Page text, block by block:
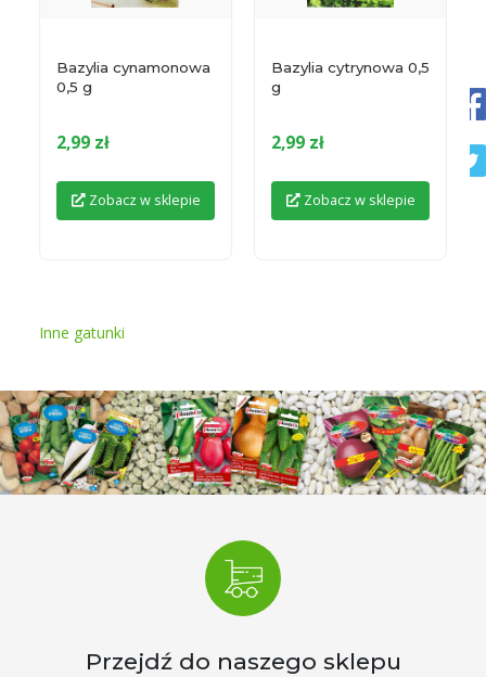
Bazylia cynamonowa
0,5 g
2,99 zł
Zobacz w sklepie
Bazylia cytrynowa 0,5
g
2,99 zł
Zobacz w sklepie
Inne gatunki
Przejdź do naszego sklepu